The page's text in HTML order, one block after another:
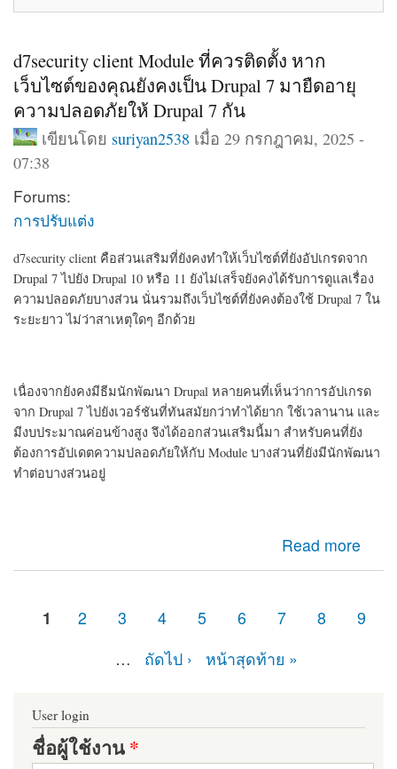
d7security client Module ที่ควรติดตั้ง หาก
เว็บไซต์ของคุณยังคงเป็น Drupal 7 มายืดอายุ
ความปลอดภัยให้ Drupal 7 กัน
เขียนโดย suriyan2538 เมื่อ 29 กรกฎาคม, 2025 -
07:38
Forums:
การปรับแต่ง
d7security client คือส่วนเสริมที่ยังคงทำให้เว็บไซต์ที่ยังอัปเกรดจาก
Drupal 7 ไปยัง Drupal 10 หรือ 11 ยังไม่เสร็จยังคงได้รับการดูแลเรื่อง
ความปลอดภัยบางส่วน นั่นรวมถึงเว็บไซต์ที่ยังคงต้องใช้ Drupal 7 ใน
ระยะยาว ไม่ว่าสาเหตุใดๆ อีกด้วย
เนื่องจากยังคงมีธีมนักพัฒนา Drupal หลายคนที่เห็นว่าการอัปเกรด
จาก Drupal 7 ไปยังเวอร์ชันที่ทันสมัยกว่าทำได้ยาก ใช้เวลานาน และ
มีงบประมาณค่อนข้างสูง จึงได้ออกส่วนเสริมนี้มา สำหรับคนที่ยัง
ต้องการอัปเดตความปลอดภัยให้กับ Module บางส่วนที่ยังมีนักพัฒนา
ทำต่อบางส่วนอยู่
Read more
about d7security client Module ที่ควรติดตั้ง หากเว็บไซต์
ของคุณยังคงเป็น Drupal 7 มายืดอายุความปลอดภัยให้
1 2 3 4 5 6 7 8
9
…
ถัดไป › หน้าสุดท้าย »
User login
ชื่อผู้ใช้งาน*